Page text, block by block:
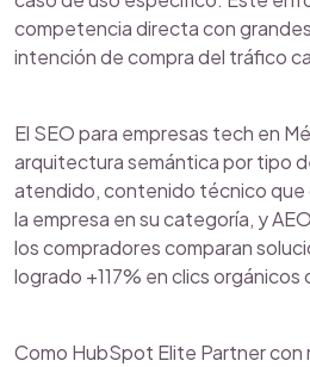
competencia directa con
intención de compra del tráfico
El SEO para empresas tech en
arquitectura semántica por tipo
atendido, contenido técnico que
la empresa en su categoría, y
los compradores comparan
logrado +117% en clics
Como HubSpot Elite Partner